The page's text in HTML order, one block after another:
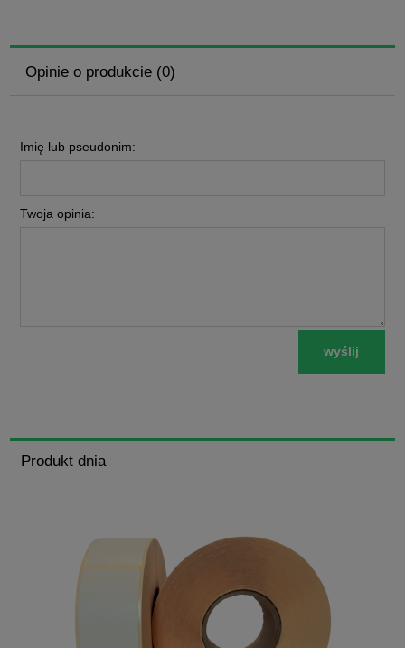
Opinie o produkcie (0)
Imię lub pseudonim:
Twoja opinia:
wyślij
Produkt dnia